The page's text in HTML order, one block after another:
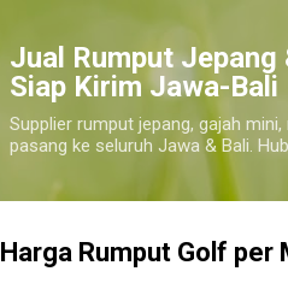
​Jual Rumput
Siap Kirim Jawa-Bali
Supplier rumput jepang, gajah
pasang ke seluruh Jawa & Bali.
Harga Rumput Golf per